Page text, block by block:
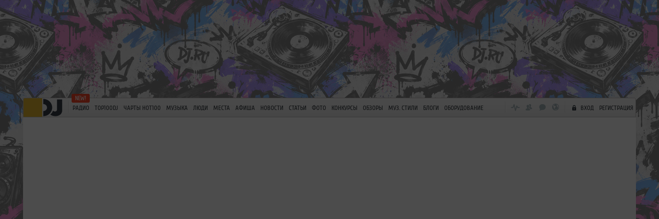
РАДИО TOP100DJ ЧАРТЫ HOT100 МУЗЫКА ЛЮДИ МЕСТА АФИША НОВОСТИ СТАТЬИ ФОТО КОНКУРСЫ ОБЗОРЫ МУЗ. СТИЛИ БЛОГИ ОБОРУДОВАНИЕ ВХОД РЕГИСТРАЦИЯ